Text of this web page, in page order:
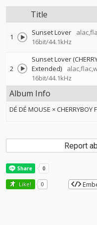
Title
1 Sunset Lover
16bit/44.1kHz
2
Sunset Lover
Extended)
16bit/44.1kHz
Album Info
DÉ DÉ MOUSE ×
Report
Like! 0